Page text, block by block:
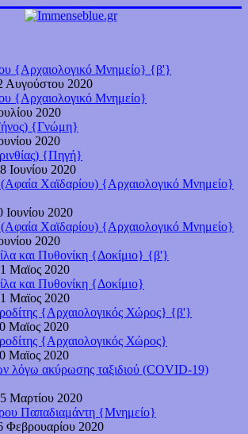
{Αρχαιολογικό Μνημείο} {β'}
Αυγούστου 2020
{Αρχαιολογικό Μνημείο}
2020
{Γνώμη}
2020
{Πηγή}
Ιουνίου 2020
(Αφαία Χαϊδαρίου) {Αρχαιολογικό Μνημείο}
Ιουνίου 2020
(Αφαία Χαϊδαρίου) {Αρχαιολογικό Μνημείο}
2020
και Πυθονίκη {Δοκίμιο} {β'}
Μαϊος 2020
και Πυθονίκη {Δοκίμιο}
Μαϊος 2020
{Αρχαιολογικός Χώρος} {β'}
Μαϊος 2020
{Αρχαιολογικός Χώρος}
Μαϊος 2020
λόγω ακύρωσης ταξιδιού (COVID-19)
Μαρτίου 2020
Παπαδιαμάντη {Μνημείο}
Φεβρουαρίου 2020